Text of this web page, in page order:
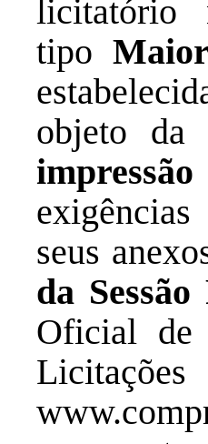
licitatório
tipo
objeto
seus
da
Oficial de